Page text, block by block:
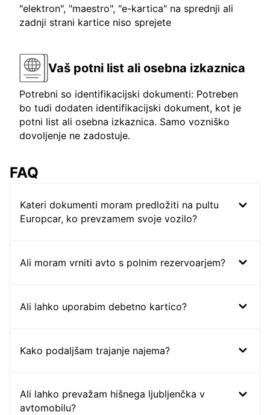
"elektron", "maestro", "e-kartica" na sprednji ali
zadnji strani kartice niso sprejete
Vaš potni list ali osebna izkaznica
Potrebni so identifikacijski dokumenti: Potreben
bo tudi dodaten identifikacijski dokument, kot je
potni list ali osebna izkaznica. Samo vozniško
dovoljenje ne zadostuje.
FAQ
Kateri dokumenti moram predložiti na pultu
Europcar, ko prevzamem svoje vozilo?
Ali moram vrniti avto s polnim rezervoarjem?
Ali lahko uporabim debetno kartico?
Kako podaljšam trajanje najema?
Ali lahko prevažam hišnega ljubljenčka v
avtomobilu?